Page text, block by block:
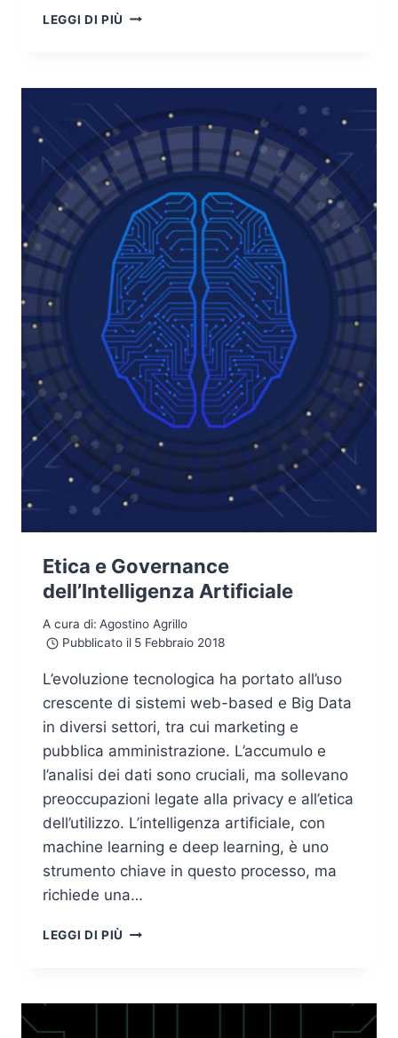
LEGGI DI PIÙ PERCHÉ
PREOCCUPA
L’INTELLIGENCE?
DISINFORMAZIONE
E
ATTACCHI
PSICOLOGICI
CON
L’USO
ILLECITO
DELL’IA
Etica e Governance
dell’Intelligenza Artificiale
A cura di: Agostino Agrillo
Pubblicato il 5 Febbraio 2018
L’evoluzione tecnologica ha portato all’uso
crescente di sistemi web-based e Big Data
in diversi settori, tra cui marketing e
pubblica amministrazione. L’accumulo e
l’analisi dei dati sono cruciali, ma sollevano
preoccupazioni legate alla privacy e all’etica
dell’utilizzo. L’intelligenza artificiale, con
machine learning e deep learning, è uno
strumento chiave in questo processo, ma
richiede una…
LEGGI DI PIÙ ETICA
ARTIFICIALE